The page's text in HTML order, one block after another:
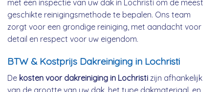
met een inspectie van uw dak in Lochristi om de meest
geschikte reinigingsmethode te bepalen. Ons team
zorgt voor een grondige reiniging, met aandacht voor
detail en respect voor uw eigendom.
BTW & Kostprijs Dakreiniging in Lochristi
De kosten voor dakreiniging in Lochristi zijn afhankelijk
van de grootte van uw dak, het type dakmateriaal, en